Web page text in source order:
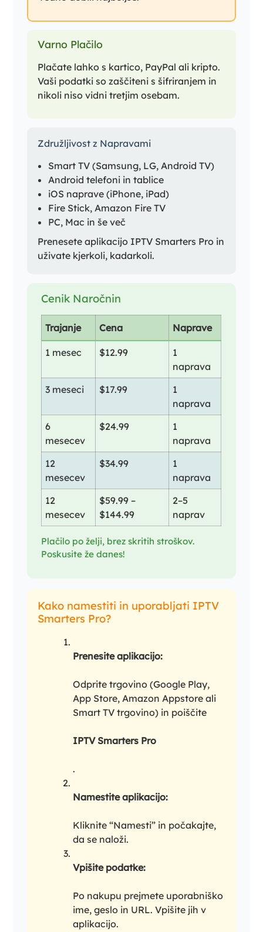
Varno Plačilo
Plačate lahko s kartico, PayPal ali kripto.
Vaši podatki so zaščiteni s šifriranjem in
nikoli niso vidni tretjim osebam.
Združljivost z Napravami
Smart TV (Samsung, LG, Android TV)
Android telefoni in tablice
iOS naprave (iPhone, iPad)
Fire Stick, Amazon Fire TV
PC, Mac in še več
Prenesete aplikacijo IPTV Smarters Pro in
uživate kjerkoli, kadarkoli.
Cenik Naročnin
Trajanje Cena Naprave
1 mesec $12.99
1
naprava
3 meseci
$17.99
1
naprava
6
mesecev
$24.99
1
naprava
12
mesecev
$34.99
1
naprava
12
mesecev
$59.99 –
$144.99
2–5
naprav
Plačilo po želji, brez skritih stroškov.
Poskusite že danes!
Kako namestiti in uporabljati IPTV
Smarters Pro?
Prenesite aplikacijo:
Odprite trgovino (Google Play,
App Store, Amazon Appstore ali
Smart TV trgovino) in poiščite
IPTV Smarters Pro
.
Namestite aplikacijo:
Kliknite “Namesti” in počakajte,
da se naloži.
Vpišite podatke:
Po nakupu prejmete uporabniško
ime, geslo in URL. Vpišite jih v
aplikacijo.